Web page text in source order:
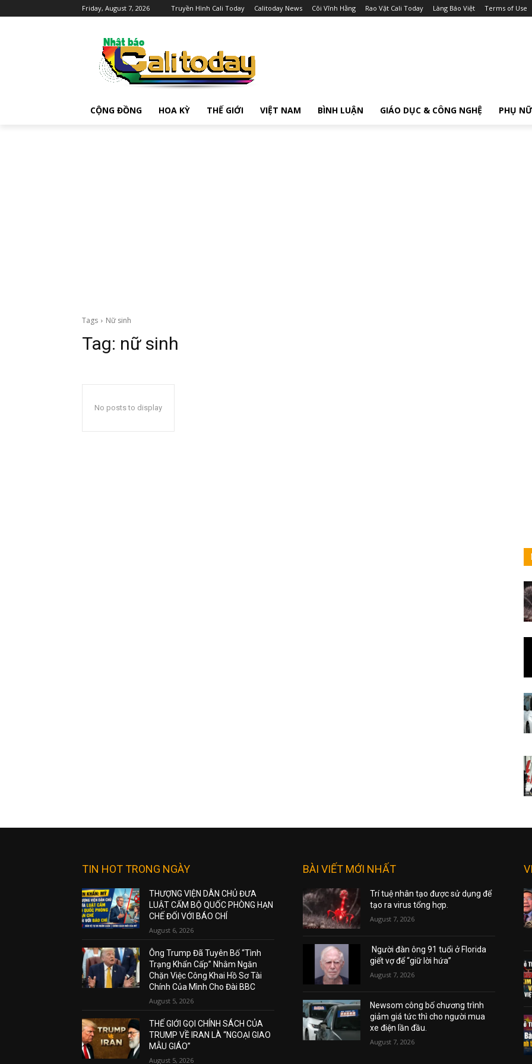
Friday, August 7, 2026 Truyền Hình Cali Today Calitoday News Cõi Vĩnh Hằng Rao Vặt Cali Today Làng Báo Việt Terms of Use
CỘNG ĐỒNG HOA KỲ THẾ GIỚI VIỆT NAM BÌNH LUẬN GIÁO DỤC & CÔNG NGHỆ PHỤ NỮ
Tags Nữ sinh
Tag: nữ sinh
No posts to display
TIN HOT TRONG NGÀY
THƯỢNG VIỆN DÂN CHỦ ĐƯA
LUẬT CẤM BỘ QUỐC PHÒNG HẠN
CHẾ ĐỐI VỚI BÁO CHÍ
August 6, 2026
Ông Trump Đã Tuyên Bố “Tình
Trạng Khẩn Cấp” Nhằm Ngăn
Chặn Việc Công Khai Hồ Sơ Tài
Chính Của Mình Cho Đài BBC
August 5, 2026
THẾ GIỚI GỌI CHÍNH SÁCH CỦA
TRUMP VỀ IRAN LÀ “NGOẠI GIAO
MẪU GIÁO”
August 5, 2026
BÀI VIẾT MỚI NHẤT
Trí tuệ nhân tạo được sử dụng để
tạo ra virus tổng hợp.
August 7, 2026
Người đàn ông 91 tuổi ở Florida
giết vợ để “giữ lời hứa”
August 7, 2026
Newsom công bố chương trình
giảm giá tức thì cho người mua
xe điện lần đầu.
August 7, 2026